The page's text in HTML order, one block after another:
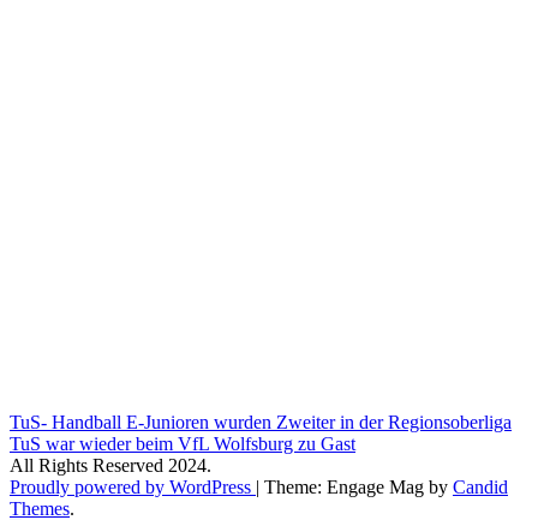
Beitragsnavigation
TuS- Handball E-Junioren wurden Zweiter in der Regionsoberliga
TuS war wieder beim VfL Wolfsburg zu Gast
All Rights Reserved 2024.
Proudly powered by WordPress | Theme: Engage Mag by Candid
Themes.